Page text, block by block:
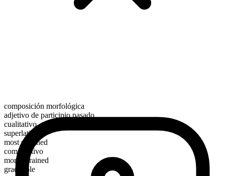
composición morfológica
adjetivo de participio pasado
cualitativo
superlativo
most sprained
comparativo
more sprained
graduable